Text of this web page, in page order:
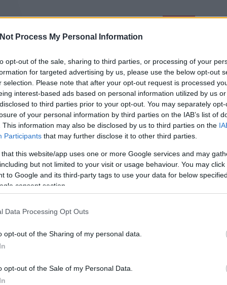
Process My Personal Information
opt-out of the sale, sharing to third parties, or processing of your
for targeted advertising by us, please use the below opt-out
selection. Please note that after your opt-out request is processed
interest-based ads based on personal information utilized by us
to third parties prior to your opt-out. You may separately
of your personal information by third parties on the IAB’s list of
This information may also be disclosed by us to third parties on the
Participants that may further disclose it to other third parties.
that this website/app uses one or more Google services and may
but not limited to your visit or usage behaviour. You may
to Google and its third-party tags to use your data for below
consent section.
Data Processing Opt Outs
opt-out of the Sharing of my personal data.
opt-out of the Sale of my Personal Data.
gerendai károlysziget 2026 sziget-sztorik
komment
VOLT, AMIKOR
SKRILLEXSZEL” – SZIGET-
zenészek mesélnek arról, hogy mit jelent nekik a Sziget.
ország legjobb női rappere, aki az első női magyar MC-ként
De hogyan változtatja punk házibulivá a Szigetet, és miért
Sisi elmeséli,…
sziget-sztorik